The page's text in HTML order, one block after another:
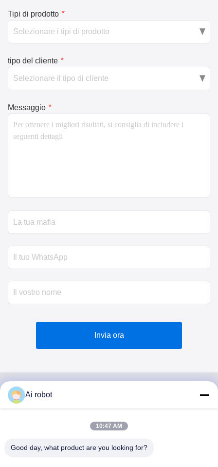
Tipi di prodotto *
tipo del cliente *
Messaggio *
Invia ora
VIVI DENTAI
Ai robot
10:47 AM
Good day, what product are you looking for?